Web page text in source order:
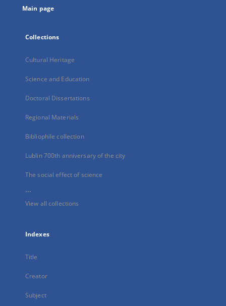
Main page
Collections
Cultural Heritage
Science and Education
Doctoral Dissertations
Regional Materials
Bibliophile collection
Lublin 700th anniversary of the city
The social effect of science
...
View all collections
Indexes
Title
Creator
Subject